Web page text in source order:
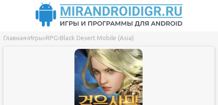
Главная›Игры›RPG›Black Desert Mobile (Asia)